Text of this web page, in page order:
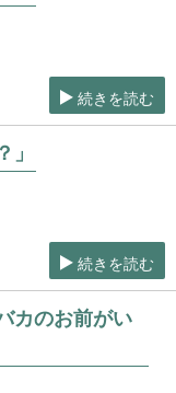
続きを読む
」
続きを読む
カのお前がい